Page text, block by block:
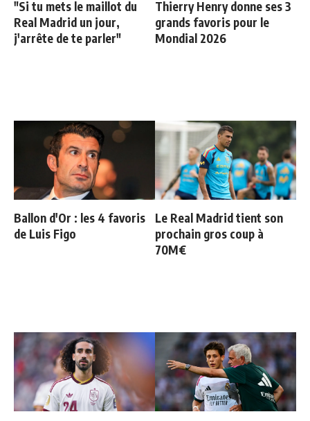
"Si tu mets le maillot du
Real Madrid un jour,
j'arrête de te parler"
Thierry Henry donne ses 3
grands favoris pour le
Mondial 2026
Ballon d'Or : les 4 favoris
de Luis Figo
Le Real Madrid tient son
prochain gros coup à
70M€